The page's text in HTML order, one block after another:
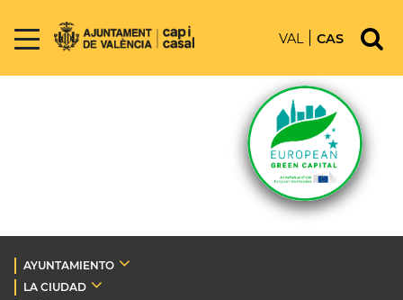
VAL CAS
AYUNTAMIENTO
LA CIUDAD